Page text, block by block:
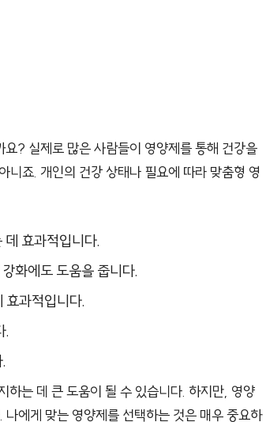
? 실제로 많은 사람들이 영양제를 통해 건강을
죠. 개인의 건강 상태나 필요에 따라 맞춤형 영
효과적입니다.
화에도 도움을 줍니다.
효과적입니다.
.
는 데 큰 도움이 될 수 있습니다. 하지만, 영양
에게 맞는 영양제를 선택하는 것은 매우 중요하